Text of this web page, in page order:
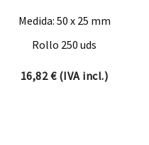
Medida: 50 x 25 mm
Rollo 250 uds
16,82€(IVA incl.)